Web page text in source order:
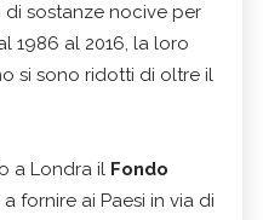
di sostanze nocive per
1986 al 2016, la loro
si sono ridotti di oltre il
a Londra il Fondo
fornire ai Paesi in via di